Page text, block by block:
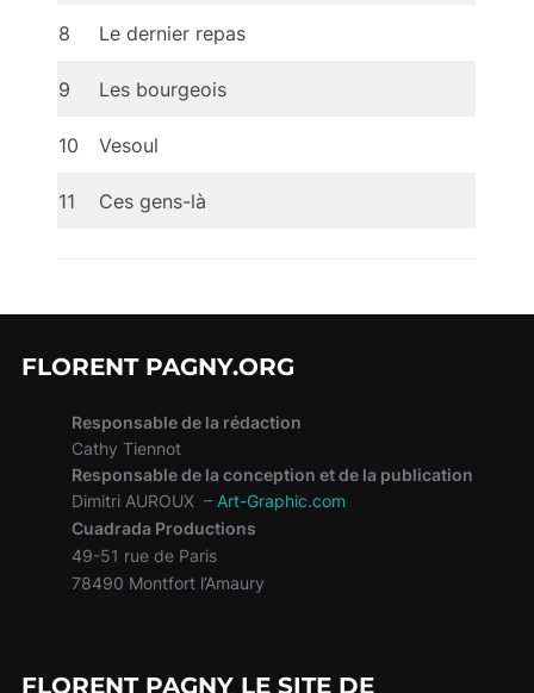
8 Le dernier repas
9 Les bourgeois
10 Vesoul
11 Ces gens-là
FLORENT PAGNY.ORG
Responsable de la rédaction
Cathy Tiennot
Responsable de la conception et de la publication
Dimitri AUROUX – Art-Graphic.com
Cuadrada Productions
49-51 rue de Paris
78490 Montfort l’Amaury
FLORENT PAGNY LE SITE DE